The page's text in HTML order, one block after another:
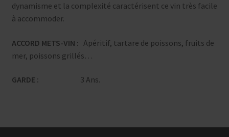
dynamisme et la complexité caractérisent ce vin très facile
à accommoder.
ACCORD METS-VIN : Apéritif, tartare de poissons, fruits de
mer, poissons grillés…
GARDE : 3 Ans.